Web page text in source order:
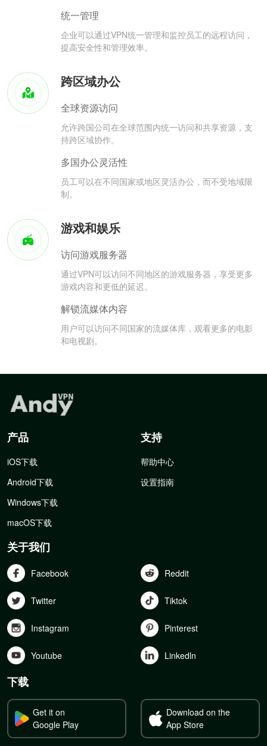
统一管理
企业可以通过VPN统一管理和监控员工的远程访问，
提高安全性和管理效率。
跨区域办公
全球资源访问
允许跨国公司在全球范围内统一访问和共享资源，支
持跨区域协作。
多国办公灵活性
员工可以在不同国家或地区灵活办公，而不受地域限
制。
游戏和娱乐
访问游戏服务器
通过VPN可以访问不同地区的游戏服务器，享受更多
游戏内容和更低的延迟。
解锁流媒体内容
用户可以访问不同国家的流媒体库，观看更多的电影
和电视剧。
产品
iOS下载
Android下载
Windows下载
macOS下载
支持
帮助中心
设置指南
关于我们
Facebook Reddit
Twitter Tiktok
Instagram Pinterest
Youtube Linkedln
下载
Get it on
Google Play
Download on the
App Store